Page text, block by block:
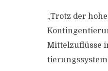
„Trotz der
Mittelzuflüsse